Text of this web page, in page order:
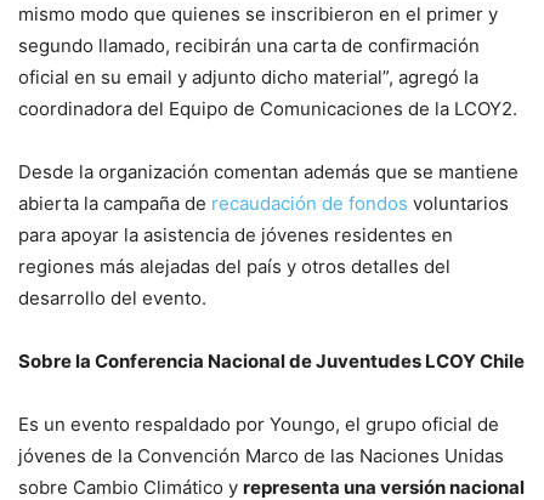
mismo modo que quienes se inscribieron en el primer y
segundo llamado, recibirán una carta de confirmación
oficial en su email y adjunto dicho material”, agregó la
coordinadora del Equipo de Comunicaciones de la LCOY2.
Desde la organización comentan además que se mantiene
abierta la campaña de recaudación de fondos voluntarios
para apoyar la asistencia de jóvenes residentes en
regiones más alejadas del país y otros detalles del
desarrollo del evento.
Sobre la Conferencia Nacional de Juventudes LCOY Chile
Es un evento respaldado por Youngo, el grupo oficial de
jóvenes de la Convención Marco de las Naciones Unidas
sobre Cambio Climático y representa una versión nacional